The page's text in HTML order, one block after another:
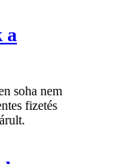
a
soha nem
fizetés